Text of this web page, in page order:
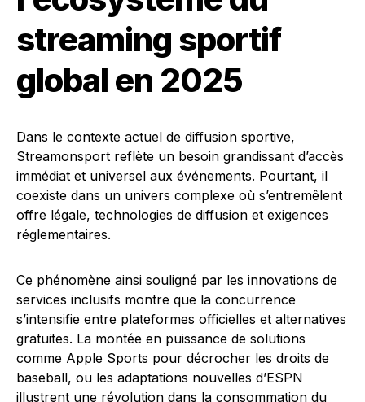
streaming sportif
global en 2025
Dans le contexte actuel de diffusion sportive,
Streamonsport reflète un besoin grandissant d’accès
immédiat et universel aux événements. Pourtant, il
coexiste dans un univers complexe où s’entremêlent
offre légale, technologies de diffusion et exigences
réglementaires.
Ce phénomène ainsi souligné par les innovations de
services inclusifs montre que la concurrence
s’intensifie entre plateformes officielles et alternatives
gratuites. La montée en puissance de solutions
comme Apple Sports pour décrocher les droits de
baseball, ou les adaptations nouvelles d’ESPN
illustrent une révolution dans la consommation du